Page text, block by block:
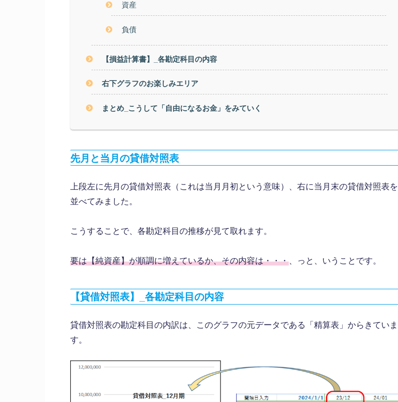
資産
負債
【損益計算書】_各勘定科目の内容
右下グラフのお楽しみエリア
まとめ_こうして「自由になるお金」をみていく
先月と当月の貸借対照表
上段左に先月の貸借対照表（これは当月月初という意味）、右に当月末の貸借対照表を
並べてみました。
こうすることで、各勘定科目の推移が見て取れます。
要は【純資産】が順調に増えているか、その内容は・・・、っと、いうことです。
【貸借対照表】_各勘定科目の内容
貸借対照表の勘定科目の内訳は、このグラフの元データである「精算表」からきていま
す。